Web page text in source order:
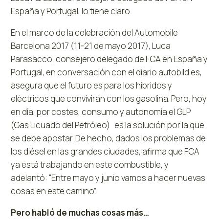
España y Portugal, lo tiene claro.
En el marco de la celebración del Automobile
Barcelona 2017 (11-21 de mayo 2017), Luca
Parasacco, consejero delegado de FCA en España y
Portugal, en conversación con el diario autobild.es,
asegura que el futuro es para los híbridos y
eléctricos que convivirán con los gasolina. Pero, hoy
en día, por costes, consumo y autonomía el GLP
(Gas Licuado del Petróleo) es la solución por la que
se debe apostar. De hecho, dados los problemas de
los diésel en las grandes ciudades, afirma que FCA
ya está trabajando en este combustible, y
adelantó: “Entre mayo y junio vamos a hacer nuevas
cosas en este camino”.
Pero habló de muchas cosas más…